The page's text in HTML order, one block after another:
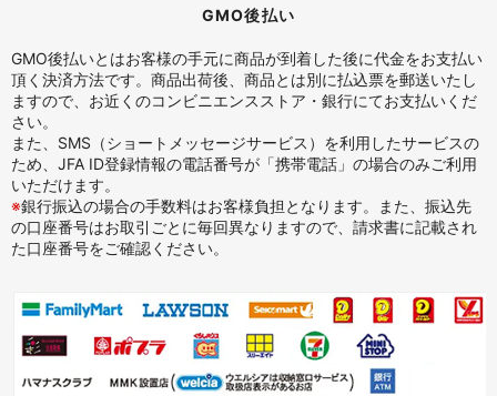
GMO後払い
GMO後払いとはお客様の手元に商品が到着した後に代金をお支払い
頂く決済方法です。商品出荷後、商品とは別に払込票を郵送いたし
ますので、お近くのコンビニエンスストア・銀行にてお支払いくだ
さい。
また、SMS（ショートメッセージサービス）を利用したサービスの
ため、JFA ID登録情報の電話番号が「携帯電話」の場合のみご利用
いただけます。
※銀行振込の場合の手数料はお客様負担となります。また、振込先
の口座番号はお取引ごとに毎回異なりますので、請求書に記載され
た口座番号をご確認ください。